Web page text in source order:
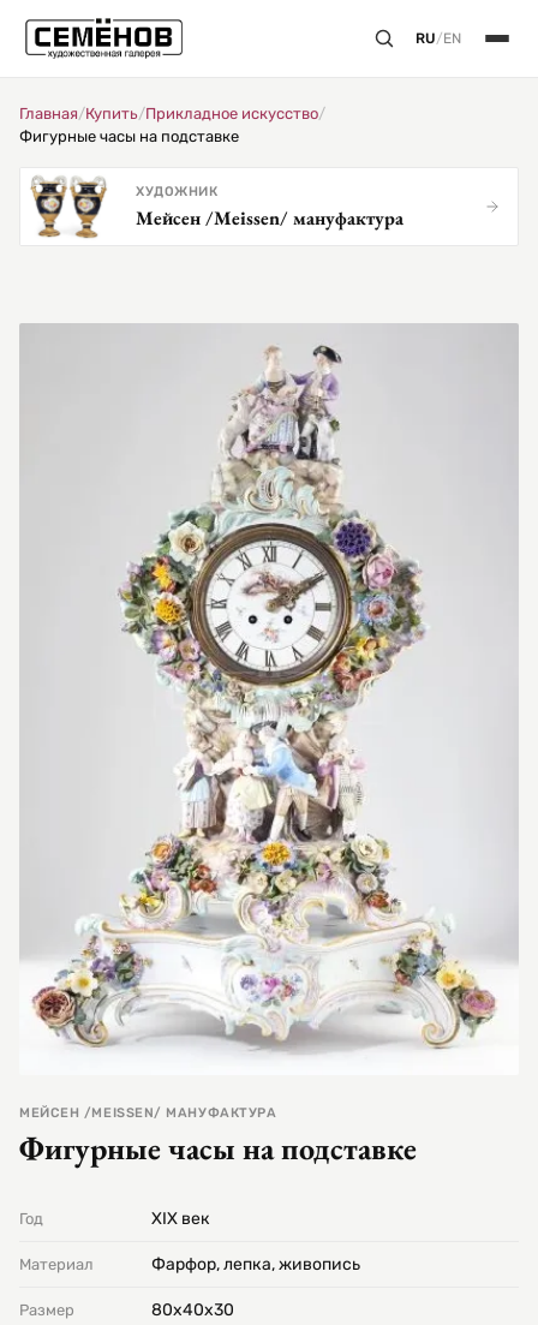
RU/EN
Главная/Купить/Прикладное искусство/
Фигурные часы на подставке
ХУДОЖНИК
Мейсен /Meissen/ мануфактура
МЕЙСЕН /MEISSEN/ МАНУФАКТУРА
Фигурные часы на подставке
Год XIX век
Материал Фарфор, лепка, живопись
Размер 80х40х30